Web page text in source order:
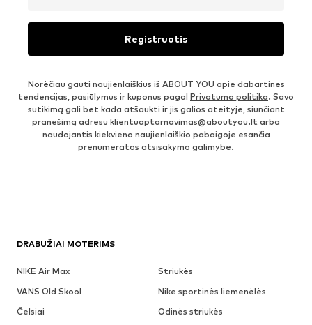
Registruotis
Norėčiau gauti naujienlaiškius iš ABOUT YOU apie dabartines
tendencijas, pasiūlymus ir kuponus pagal Privatumo politika. Savo
sutikimą gali bet kada atšaukti ir jis galios ateityje, siunčiant
pranešimą adresu klientuaptarnavimas@aboutyou.lt arba
naudojantis kiekvieno naujienlaiškio pabaigoje esančia
prenumeratos atsisakymo galimybe.
DRABUŽIAI MOTERIMS
NIKE Air Max
Striukės
VANS Old Skool
Nike sportinės liemenėlės
Čelsiai
Odinės striukės